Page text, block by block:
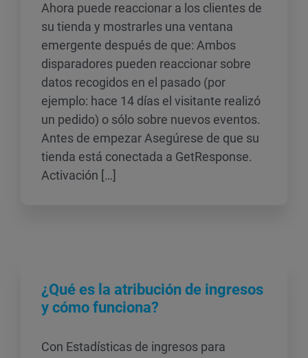
Ahora puede reaccionar a los clientes de
su tienda y mostrarles una ventana
emergente después de que: Ambos
disparadores pueden reaccionar sobre
datos recogidos en el pasado (por
ejemplo: hace 14 días el visitante realizó
un pedido) o sólo sobre nuevos eventos.
Antes de empezar Asegúrese de que su
tienda está conectada a GetResponse.
Activación […]
¿Qué es la atribución de ingresos
y cómo funciona?
Con Estadísticas de ingresos para